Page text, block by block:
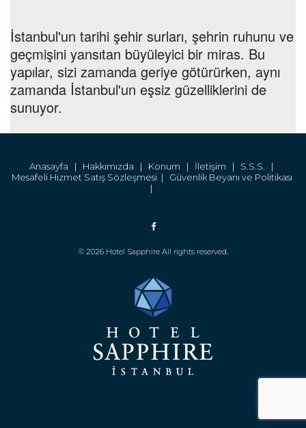
İstanbul'un tarihi şehir surları, şehrin ruhunu ve
geçmişini yansıtan büyüleyici bir miras. Bu
yapılar, sizi zamanda geriye götürürken, aynı
zamanda İstanbul'un eşsiz güzelliklerini de
sunuyor.
Anasayfa | Hakkımızda | Konum | İletişim | S.S.S. |
Mesafeli Hizmet Satış Sözleşmesi | Güvenlik Beyanı ve Politikası
|
© 2026 Hotel Sapphire All rights reserved.